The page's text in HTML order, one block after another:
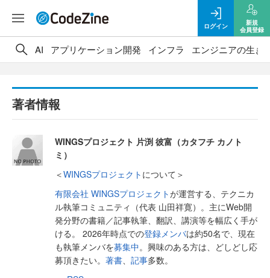
ログイン
新規
会員登録
AI アプリケーション開発 インフラ エンジニアの生き
著者情報
WINGSプロジェクト 片渕 彼富（カタフチ カノト
ミ）
＜WINGSプロジェクト について＞
有限会社 WINGSプロジェクトが運営する、テクニカ
ル執筆コミュニティ（代表 山田祥寛）。主にWeb開
発分野の書籍／記事執筆、翻訳、講演等を幅広く手が
ける。 2026年時点での登録メンバは約50名で、現在
も執筆メンバを募集中。興味のある方は、どしどし応
募頂きたい。著書、記事多数。